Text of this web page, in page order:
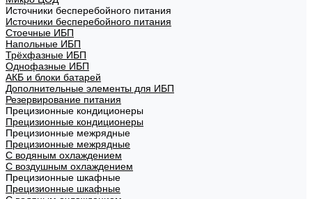
Источники бесперебойного питания
Источники бесперебойного питания
Стоечные ИБП
Напольные ИБП
Трёхфазные ИБП
Однофазные ИБП
АКБ и блоки батарей
Дополнительные элементы для ИБП
Резервирование питания
Прецизионные кондиционеры
Прецизионные кондиционеры
Прецизионные межрядные
Прецизионные межрядные
С водяным охлаждением
С воздушным охлаждением
Прецизионные шкафные
Прецизионные шкафные